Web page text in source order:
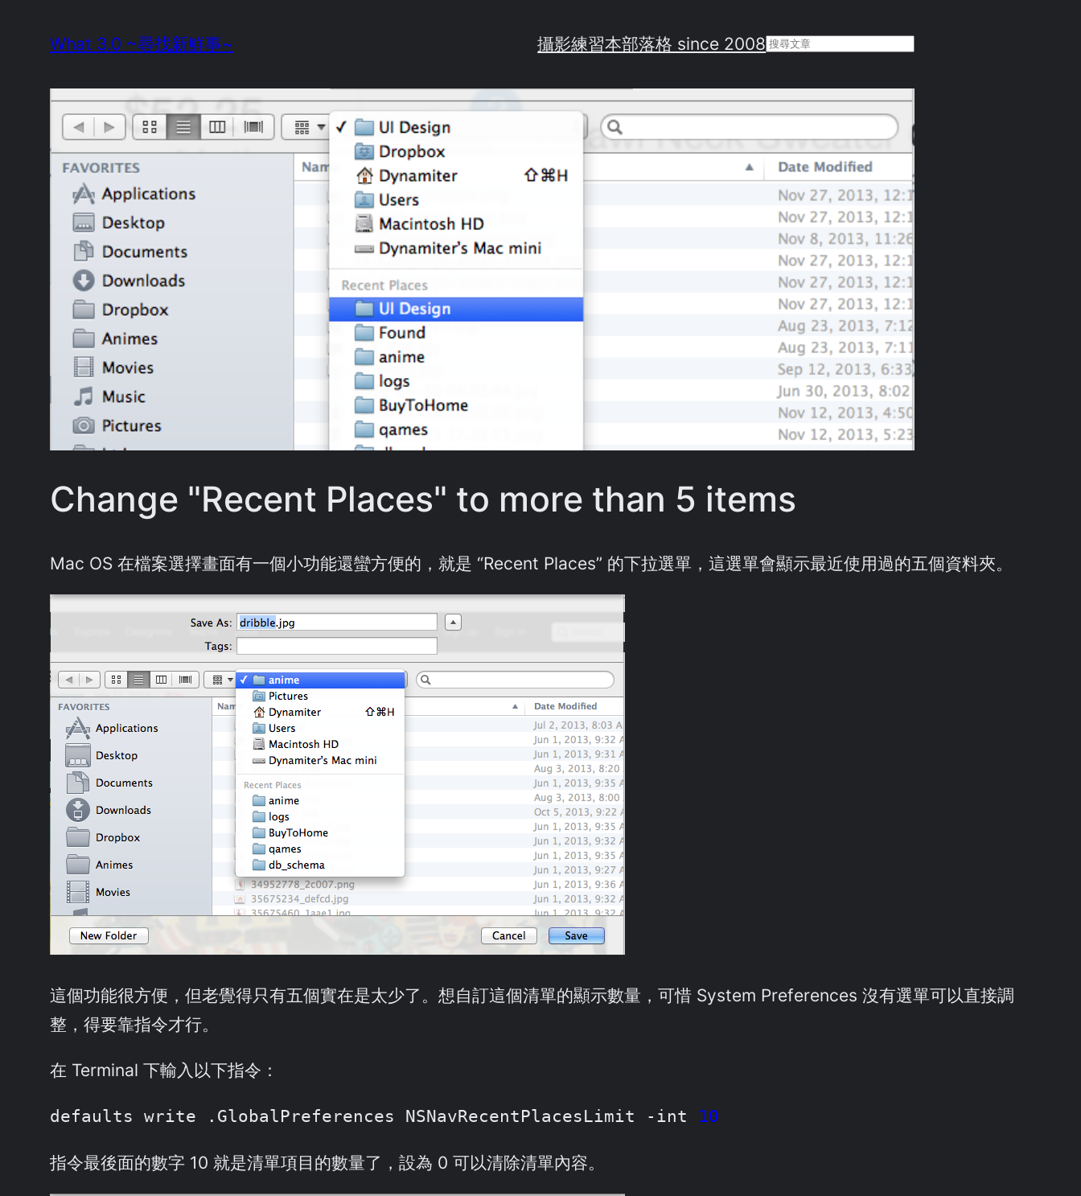
What 3.0 ~尋找新鮮事~ 攝影練習本部落格 since 2008Search
Change "Recent Places" to more than 5 items
Mac OS 在檔案選擇畫面有一個小功能還蠻方便的，就是 “Recent Places” 的下拉選單，這選單會顯示最近使用過的五個資料夾。
這個功能很方便，但老覺得只有五個實在是太少了。想自訂這個清單的顯示數量，可惜 System Preferences 沒有選單可以直接調
整，得要靠指令才行。
在 Terminal 下輸入以下指令：
defaults write .GlobalPreferences NSNavRecentPlacesLimit -int 10
指令最後面的數字 10 就是清單項目的數量了，設為 0 可以清除清單內容。